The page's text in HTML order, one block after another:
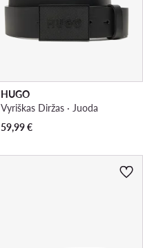
HUGO
Vyriškas Diržas · Juoda
59,99€